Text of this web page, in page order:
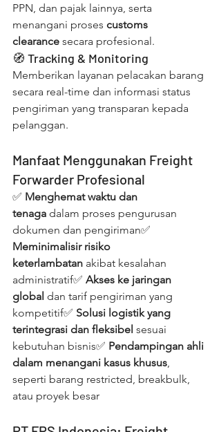
PPN, dan pajak lainnya, serta
menangani proses customs
clearance secara profesional.
🧭 Tracking & Monitoring
Memberikan layanan pelacakan barang
secara real-time dan informasi status
pengiriman yang transparan kepada
pelanggan.
Manfaat Menggunakan Freight
Forwarder Profesional
✅ Menghemat waktu dan
tenaga dalam proses pengurusan
dokumen dan pengiriman✅
Meminimalisir risiko
keterlambatan akibat kesalahan
administratif✅ Akses ke jaringan
global dan tarif pengiriman yang
kompetitif✅ Solusi logistik yang
terintegrasi dan fleksibel sesuai
kebutuhan bisnis✅ Pendampingan ahli
dalam menangani kasus khusus
seperti barang restricted, breakbulk,
atau proyek besar